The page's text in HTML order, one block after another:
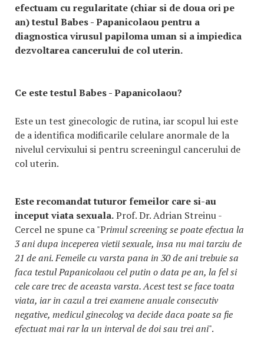
efectuam cu regularitate (chiar si de doua ori pe
an) testul Babes - Papanicolaou pentru a
diagnostica virusul papiloma uman si a impiedica
dezvoltarea cancerului de col uterin.
Ce este testul Babes - Papanicolaou?
Este un test ginecologic de rutina, iar scopul lui este
de a identifica modificarile celulare anormale de la
nivelul cervixului si pentru screeningul cancerului de
col uterin.
Este recomandat tuturor femeilor care si-au
inceput viata sexuala.Prof. Dr. Adrian Streinu -
Cercel ne spune ca "Primul screening se poate efectua la
3 ani dupa inceperea vietii sexuale, insa nu mai tarziu de
21 de ani. Femeile cu varsta pana in 30 de ani trebuie sa
faca testul Papanicolaou cel putin o data pe an, la fel si
cele care trec de aceasta varsta. Acest test se face toata
viata, iar in cazul a trei examene anuale consecutiv
negative, medicul ginecolog va decide daca poate sa fie
efectuat mai rar la un interval de doi sau trei ani".